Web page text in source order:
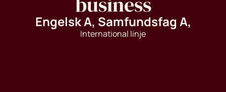
Engelsk A, Samfundsfag A,
International linje